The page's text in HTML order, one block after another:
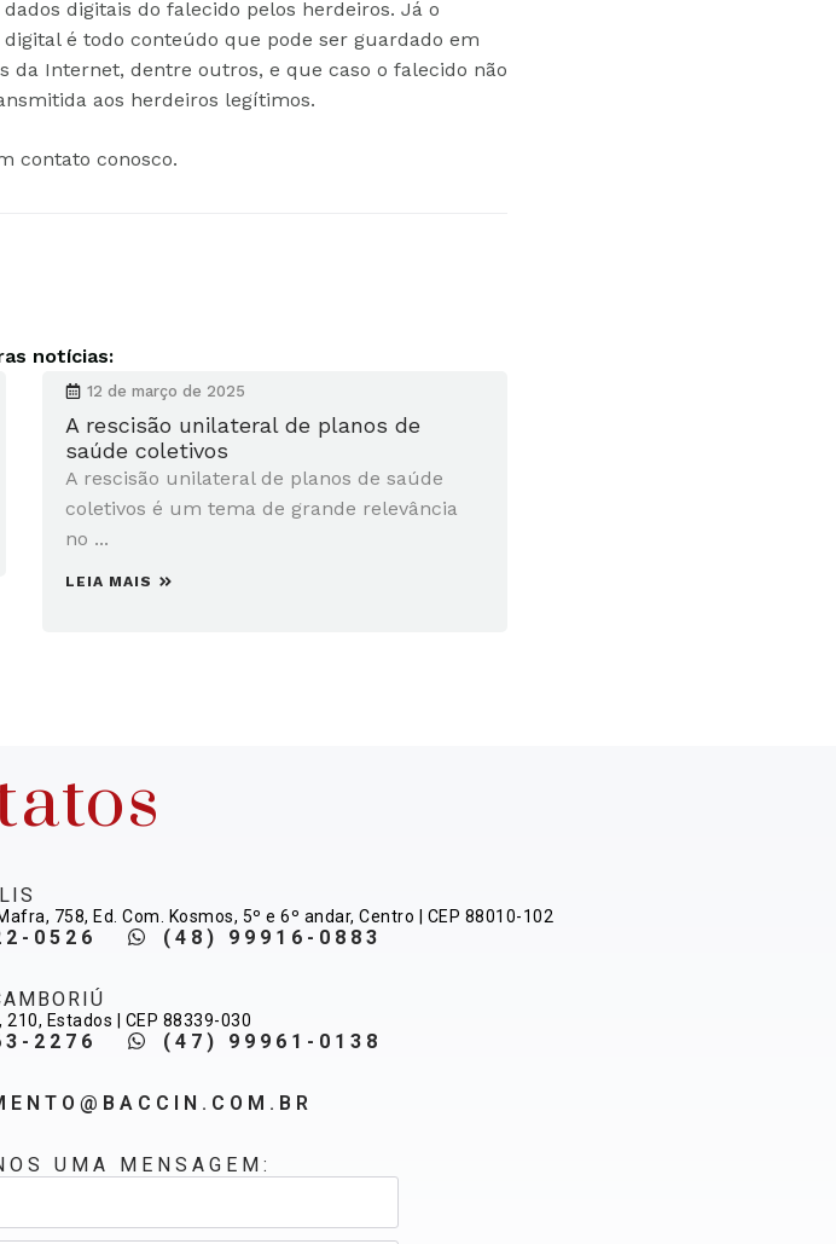
digitais do falecido pelos herdeiros. Já o
é todo conteúdo que pode ser guardado em
da Internet, dentre outros, e que caso o falecido não
aos herdeiros legítimos.
contato conosco.
notícias:
12 de março de 2025
A rescisão unilateral de planos de
saúde coletivos
A rescisão unilateral de planos de saúde
coletivos é um tema de grande relevância
no ...
LEIA MAIS
758, Ed. Com. Kosmos, 5º e 6º andar, Centro | CEP 88010-102
0526 (48) 99916-0883
Estados | CEP 88339-030
2276 (47) 99961-0138
UMA MENSAGEM: